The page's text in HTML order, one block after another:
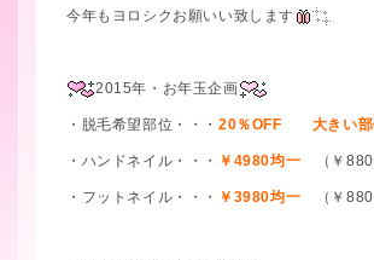
今年もヨロシクお願いい致します
2015年・お年玉企画
・脱毛希望部位・・・ 20％OFF 大きい部
・ハンドネイル・・・ ￥4980均一 （￥
・フットネイル・・・ ￥3980均一 （￥